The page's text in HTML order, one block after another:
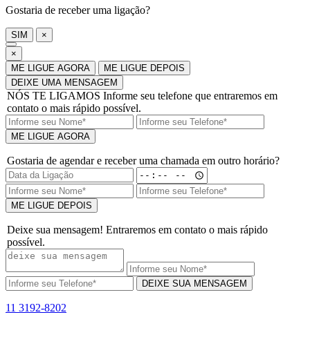
Gostaria de receber uma ligação?
SIM
×
×
ME LIGUE AGORA
ME LIGUE DEPOIS
DEIXE UMA MENSAGEM
NÓS TE LIGAMOS Informe seu telefone que entraremos em
contato o mais rápido possível.
ME LIGUE AGORA
Gostaria de agendar e receber uma chamada em outro horário?
ME LIGUE DEPOIS
Deixe sua mensagem! Entraremos em contato o mais rápido
possível.
DEIXE SUA MENSAGEM
11 3192-8202